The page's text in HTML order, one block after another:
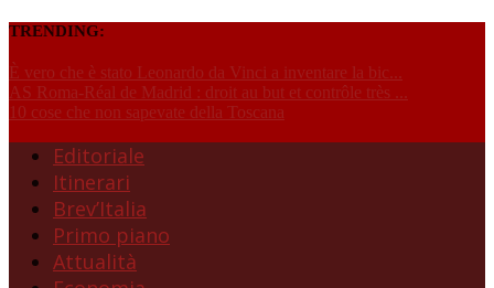
TRENDING:
È vero che è stato Leonardo da Vinci a inventare la bic...
AS Roma-Réal de Madrid : droit au but et contrôle très ...
10 cose che non sapevate della Toscana
Editoriale
Itinerari
Brev’Italia
Primo piano
Attualità